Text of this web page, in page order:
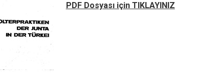
PDF Dosyası için TIKLAYINIZ